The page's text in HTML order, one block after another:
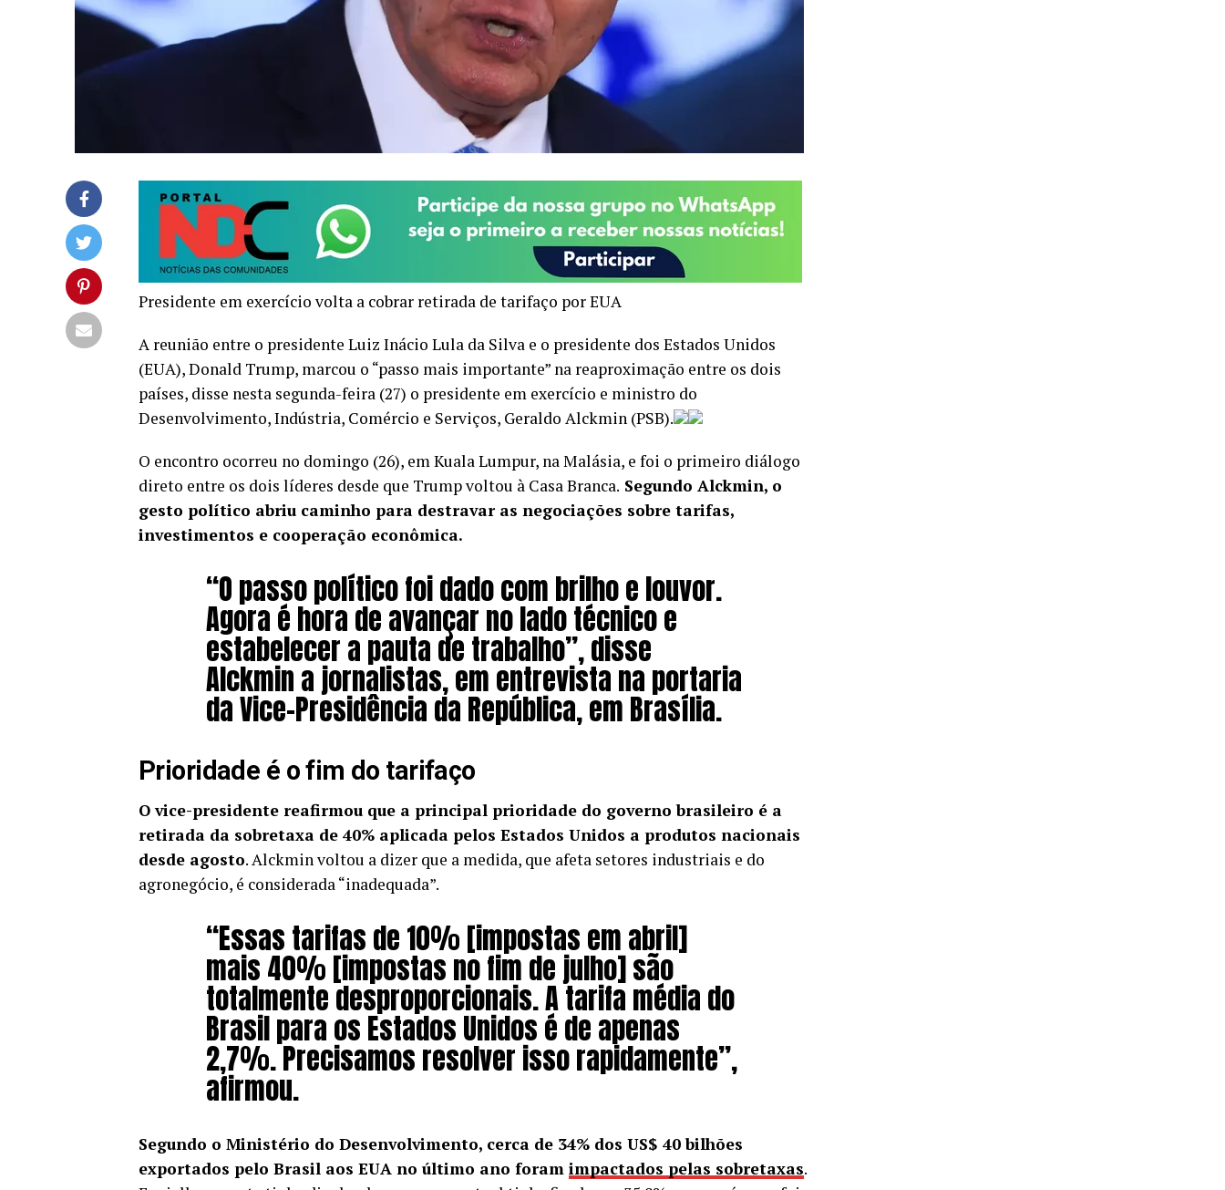
Presidente em exercício volta a cobrar retirada de tarifaço por EUA
A reunião entre o presidente Luiz Inácio Lula da Silva e o presidente dos Estados Unidos
(EUA), Donald Trump, marcou o “passo mais importante” na reaproximação entre os dois
países, disse nesta segunda-feira (27) o presidente em exercício e ministro do
Desenvolvimento, Indústria, Comércio e Serviços, Geraldo Alckmin (PSB).
O encontro ocorreu no domingo (26), em Kuala Lumpur, na Malásia, e foi o primeiro diálogo
direto entre os dois líderes desde que Trump voltou à Casa Branca. Segundo Alckmin, o
gesto político abriu caminho para destravar as negociações sobre tarifas,
investimentos e cooperação econômica.
“O passo político foi dado com brilho e louvor.
Agora é hora de avançar no lado técnico e
estabelecer a pauta de trabalho”, disse
Alckmin a jornalistas, em entrevista na portaria
da Vice-Presidência da República, em Brasília.
Prioridade é o fim do tarifaço
O vice-presidente reafirmou que a principal prioridade do governo brasileiro é a
retirada da sobretaxa de 40% aplicada pelos Estados Unidos a produtos nacionais
desde agosto. Alckmin voltou a dizer que a medida, que afeta setores industriais e do
agronegócio, é considerada “inadequada”.
“Essas tarifas de 10% [impostas em abril]
mais 40% [impostas no fim de julho] são
totalmente desproporcionais. A tarifa média do
Brasil para os Estados Unidos é de apenas
2,7%. Precisamos resolver isso rapidamente”,
afirmou.
Segundo o Ministério do Desenvolvimento, cerca de 34% dos US$ 40 bilhões
exportados pelo Brasil aos EUA no último ano foram impactados pelas sobretaxas.